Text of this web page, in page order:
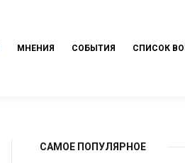
МНЕНИЯ СОБЫТИЯ СПИСОК
САМОЕ ПОПУЛЯРНОЕ